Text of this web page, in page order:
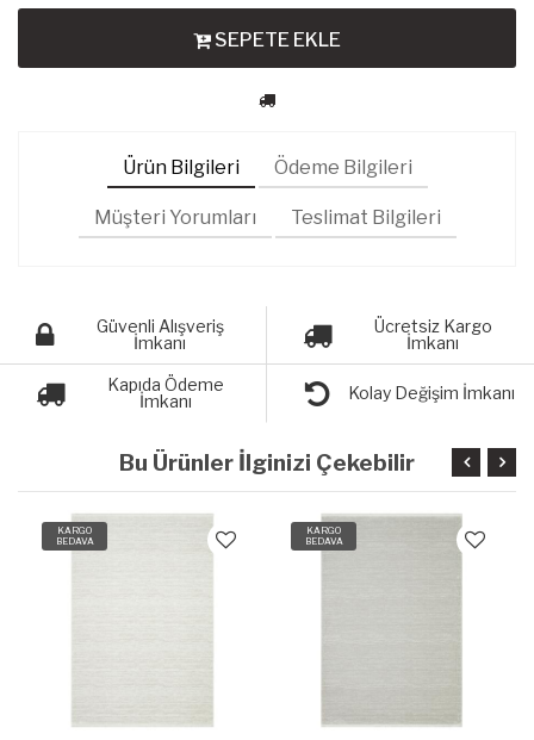
SEPETE EKLE
Ürün Bilgileri Ödeme Bilgileri
Müşteri Yorumları Teslimat Bilgileri
Güvenli Alışveriş
İmkanı
Ücretsiz Kargo
İmkanı
Kapıda Ödeme
İmkanı
Kolay Değişim İmkanı
Bu Ürünler İlginizi Çekebilir
KARGO
BEDAVA
KARGO
BEDAVA